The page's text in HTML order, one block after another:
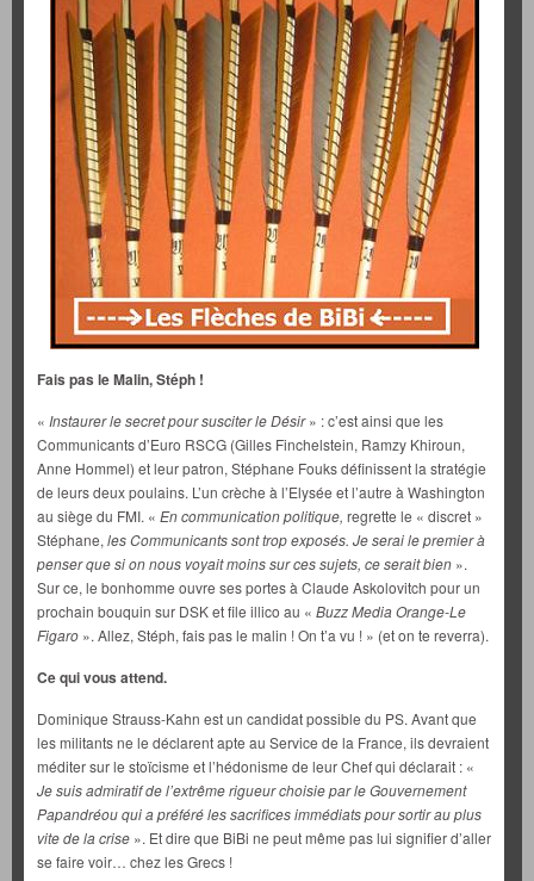
Fais pas le Malin, Stéph !
« Instaurer le secret pour susciter le Désir» : c’est ainsi que les
Communicants d’Euro RSCG (Gilles Finchelstein, Ramzy Khiroun,
Anne Hommel) et leur patron, Stéphane Fouks définissent la stratégie
de leurs deux poulains. L’un crèche à l’Elysée et l’autre à Washington
au siège du FMI. « En communication politique, regrette le « discret »
Stéphane, les Communicants sont trop exposés. Je serai le premier à
penser que si on nous voyait moins sur ces sujets, ce serait bien ».
Sur ce, le bonhomme ouvre ses portes à Claude Askolovitch pour un
prochain bouquin sur DSK et file illico au « Buzz Media Orange-Le
Figaro ». Allez, Stéph, fais pas le malin ! On t’a vu ! » (et on te reverra).
Ce qui vous attend.
Dominique Strauss-Kahn est un candidat possible du PS. Avant que
les militants ne le déclarent apte au Service de la France, ils devraient
méditer sur le stoïcisme et l’hédonisme de leur Chef qui déclarait : «
Je suis admiratif de l’extrême rigueur choisie par le Gouvernement
Papandréou qui a préféré les sacrifices immédiats pour sortir au plus
vite de la crise ». Et dire que BiBi ne peut même pas lui signifier d’aller
se faire voir… chez les Grecs !